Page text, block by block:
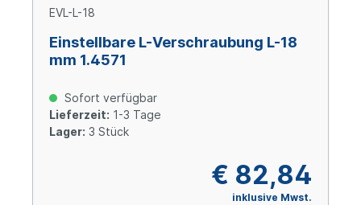
EVL-L-18
Einstellbare L-Verschraubung L-18
mm 1.4571
Sofort verfügbar
Lieferzeit: 1-3 Tage
Lager: 3 Stück
€ 82,84
inklusive Mwst.